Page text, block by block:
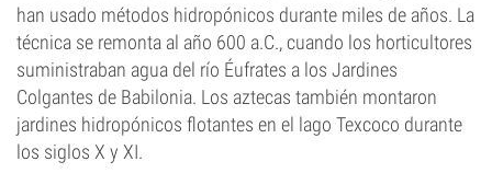
han usado métodos hidropónicos durante miles de años. La
técnica se remonta al año 600 a.C., cuando los horticultores
suministraban agua del río Éufrates a los Jardines
Colgantes de Babilonia. Los aztecas también montaron
jardines hidropónicos flotantes en el lago Texcoco durante
los siglos X y XI.